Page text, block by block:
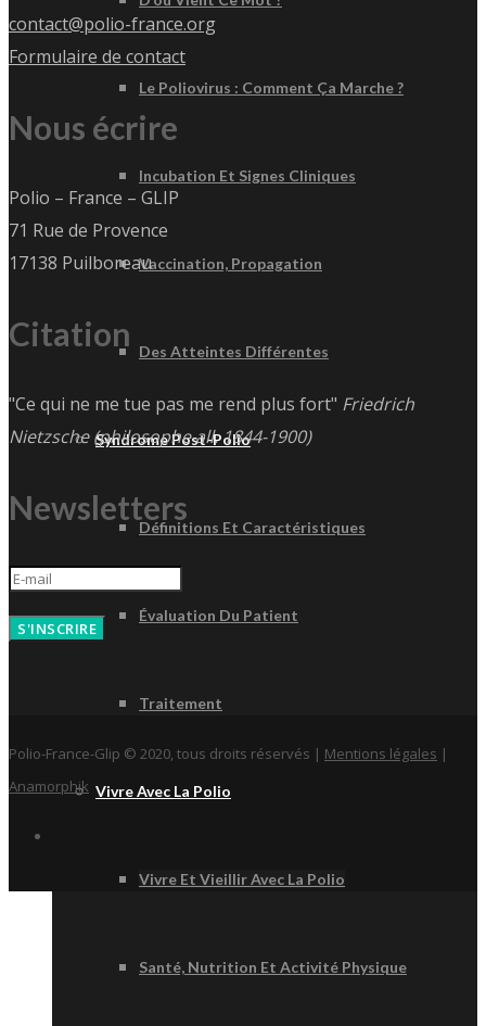
Le Poliovirus : Comment Ça Marche ?
Incubation Et Signes Cliniques
Vaccination, Propagation
Des Atteintes Différentes
Syndrome Post-Polio
Définitions Et Caractéristiques
Évaluation Du Patient
Traitement
Vivre Avec La Polio
Vivre Et Vieillir Avec La Polio
Santé, Nutrition Et Activité Physique
contact@polio-france.org
Formulaire de contact
Nous écrire
Polio – France – GLIP
71 Rue de Provence
17138 Puilboreau
Citation
"Ce qui ne me tue pas me rend plus fort" Friedrich
Nietzsche (philosophe all. 1844-1900)
Newsletters
S'INSCRIRE
Polio-France-Glip © 2020, tous droits réservés | Mentions légales |
Anamorphik